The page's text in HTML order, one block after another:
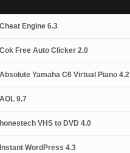
Cheat Engine 6.3
Cok Free Auto Clicker 2.0
Absolute Yamaha C6 Virtual Piano 4.2
AOL 9.7
honestech VHS to DVD 4.0
Instant WordPress 4.3